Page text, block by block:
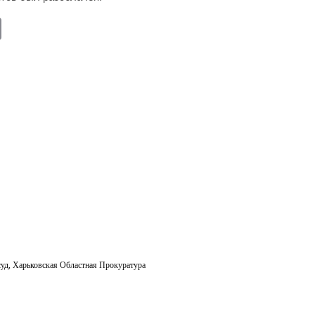
,Харьковская Областная Прокуратура